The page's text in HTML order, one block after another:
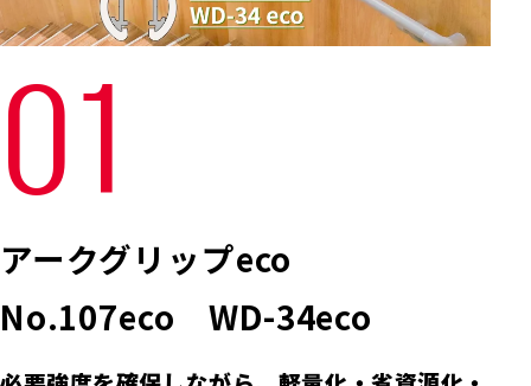
01
アークグリップeco
No.107eco WD-34eco